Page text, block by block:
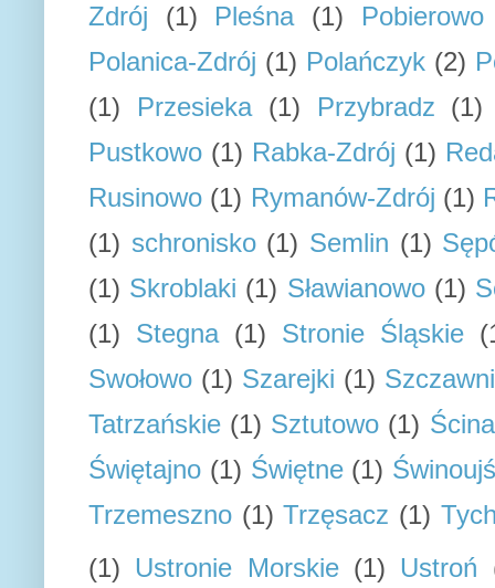
Zdrój (1) Pleśna (1)
Pobierowo
Polanica-Zdrój (1) Polańczyk (2)
(1)
Przesieka (1) Przybradz
(1)
Pustkowo (1) Rabka-Zdrój (1)
Rusinowo (1) Rymanów-Zdrój (1)
(1) schronisko (1) Semlin (1)
(1) Skroblaki (1) Sławianowo (1)
(1)
Stegna (1) Stronie Śląskie
Swołowo (1) Szarejki (1)
Tatrzańskie (1) Sztutowo (1)
Świętajno (1) Świętne (1)
Trzemeszno (1) Trzęsacz (1)
(1) Ustronie Morskie (1) Ustroń